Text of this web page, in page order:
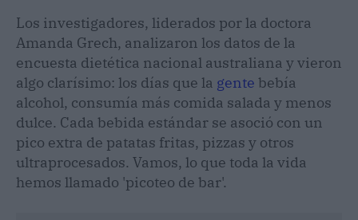
Los investigadores, liderados por la doctora
Amanda Grech, analizaron los datos de la
encuesta dietética nacional australiana y vieron
algo clarísimo: los días que la gente bebía
alcohol, consumía más comida salada y menos
dulce. Cada bebida estándar se asoció con un
pico extra de patatas fritas, pizzas y otros
ultraprocesados. Vamos, lo que toda la vida
hemos llamado 'picoteo de bar'.